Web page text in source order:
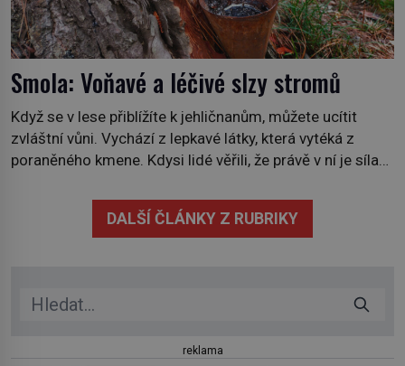
Smola: Voňavé a léčivé slzy stromů
Když se v lese přiblížíte k jehličnanům, můžete ucítit
zvláštní vůni. Vychází z lepkavé látky, která vytéká z
poraněného kmene. Kdysi lidé věřili, že právě v ní je síla
lidstvo pracovalo. Chrání strom před infekcí, hmyzem a
vysycháním. Dá se říct, že je to přírodní […]
DALŠÍ ČLÁNKY Z RUBRIKY
reklama